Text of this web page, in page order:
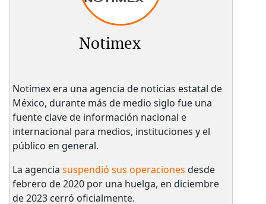
Notimex
Notimex era una agencia de noticias estatal de
México, durante más de medio siglo fue una
fuente clave de información nacional e
internacional para medios, instituciones y el
público en general.
La agencia suspendió sus operaciones desde
febrero de 2020 por una huelga, en diciembre
de 2023 cerró oficialmente.